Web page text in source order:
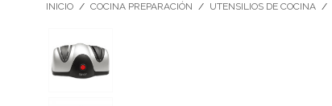
INICIO / COCINA PREPARACIÓN / UTENSILIOS DE COCINA /